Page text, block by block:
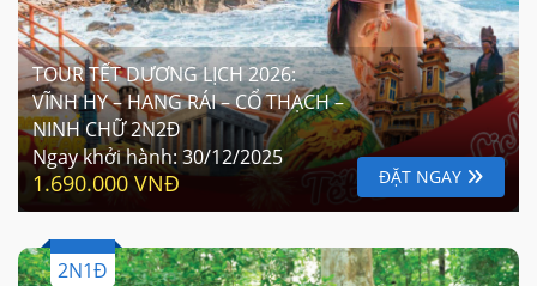
TOUR TẾT DƯƠNG LỊCH 2026:
VĨNH HY – HANG RÁI – CỔ THẠCH –
NINH CHỮ 2N2Đ
Ngay khởi hành: 30/12/2025
1.690.000 VNĐ ĐẶT NGAY
2N1Đ